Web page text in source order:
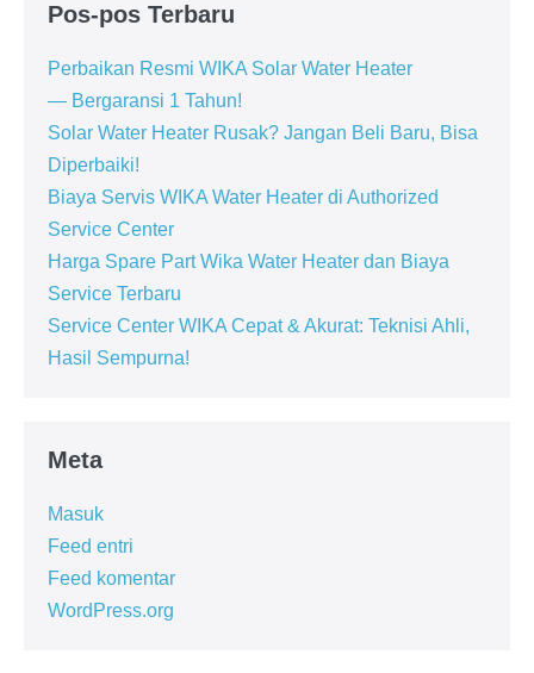
Pos-pos Terbaru
Perbaikan Resmi WIKA Solar Water Heater
— Bergaransi 1 Tahun!
Solar Water Heater Rusak? Jangan Beli Baru, Bisa
Diperbaiki!
Biaya Servis WIKA Water Heater di Authorized
Service Center
Harga Spare Part Wika Water Heater dan Biaya
Service Terbaru
Service Center WIKA Cepat & Akurat: Teknisi Ahli,
Hasil Sempurna!
Meta
Masuk
Feed entri
Feed komentar
WordPress.org